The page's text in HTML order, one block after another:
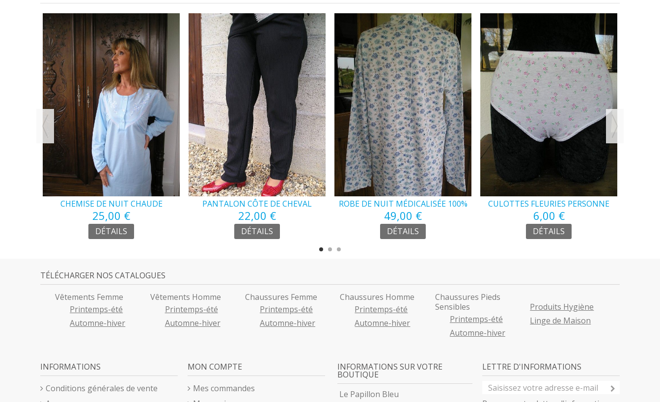
CHEMISE DE NUIT CHAUDE
PERSONNE ÂGÉE
25,00 €
DÉTAILS
PANTALON CÔTE DE CHEVAL
SÉNIOR
22,00 €
DÉTAILS
ROBE DE NUIT MÉDICALISÉE 100%
COTON SÉNIOR
49,00 €
DÉTAILS
CULOTTES FLEURIES PERSONNE
ÂGÉE
6,00 €
DÉTAILS
TÉLÉCHARGER NOS CATALOGUES
Vêtements Femme
Printemps-été
Automne-hiver
Vêtements Homme
Printemps-été
Automne-hiver
Chaussures Femme
Printemps-été
Automne-hiver
Chaussures Homme
Printemps-été
Automne-hiver
Chaussures Pieds
Sensibles
Printemps-été
Automne-hiver
Produits Hygiène
Linge de Maison
INFORMATIONS
Conditions générales de vente
MON COMPTE
Mes commandes
INFORMATIONS SUR VOTRE
BOUTIQUE
Le Papillon Bleu
LETTRE D'INFORMATIONS